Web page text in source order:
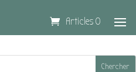
Articles 0